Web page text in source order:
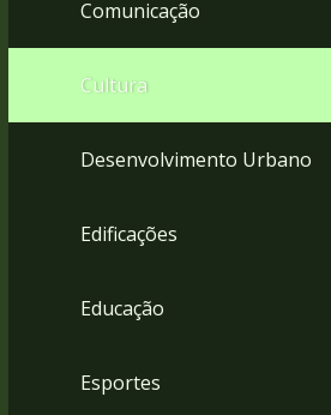
Comunicação
Cultura
Desenvolvimento Urbano
Edificações
Educação
Esportes